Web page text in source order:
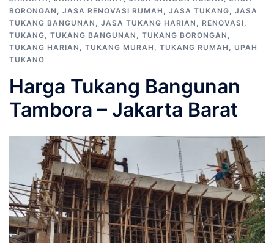
BORONGAN , JASA RENOVASI RUMAH , JASA TUKANG, JASA
TUKANG BANGUNAN , JASA TUKANG HARIAN , RENOVASI,
TUKANG, TUKANG BANGUNAN , TUKANG BORONGAN ,
TUKANG HARIAN , TUKANG MURAH , TUKANG RUMAH , UPAH
TUKANG
Harga Tukang Bangunan
Tambora – Jakarta Barat